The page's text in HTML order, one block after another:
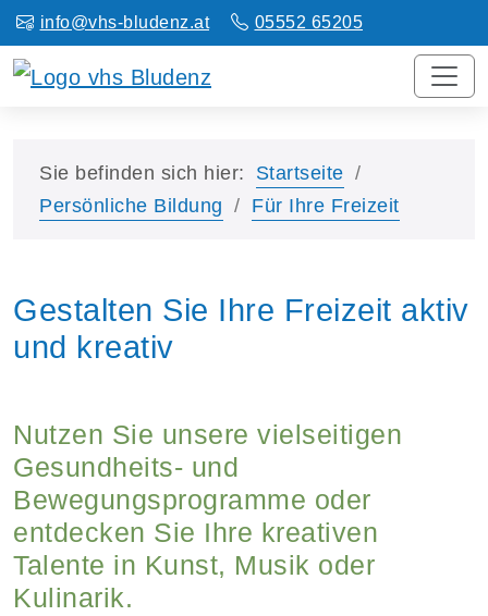
info@vhs-bludenz.at 05552 65205
Sie befinden sich hier:
Startseite
Persönliche Bildung
Für Ihre Freizeit
Gestalten Sie Ihre Freizeit aktiv
und kreativ
Nutzen Sie unsere vielseitigen
Gesundheits- und
Bewegungsprogramme oder
entdecken Sie Ihre kreativen
Talente in Kunst, Musik oder
Kulinarik.